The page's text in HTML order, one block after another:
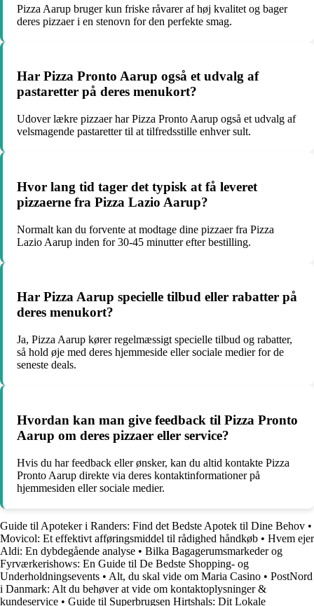
Pizza Aarup bruger kun friske råvarer af høj kvalitet og bager
deres pizzaer i en stenovn for den perfekte smag.
Har Pizza Pronto Aarup også et udvalg af
pastaretter på deres menukort?
Udover lækre pizzaer har Pizza Pronto Aarup også et udvalg af
velsmagende pastaretter til at tilfredsstille enhver sult.
Hvor lang tid tager det typisk at få leveret
pizzaerne fra Pizza Lazio Aarup?
Normalt kan du forvente at modtage dine pizzaer fra Pizza
Lazio Aarup inden for 30-45 minutter efter bestilling.
Har Pizza Aarup specielle tilbud eller rabatter på
deres menukort?
Ja, Pizza Aarup kører regelmæssigt specielle tilbud og rabatter,
så hold øje med deres hjemmeside eller sociale medier for de
seneste deals.
Hvordan kan man give feedback til Pizza Pronto
Aarup om deres pizzaer eller service?
Hvis du har feedback eller ønsker, kan du altid kontakte Pizza
Pronto Aarup direkte via deres kontaktinformationer på
hjemmesiden eller sociale medier.
Guide til Apoteker i Randers: Find det Bedste Apotek til Dine Behov •
Movicol: Et effektivt afføringsmiddel til rådighed håndkøb • Hvem ejer
Aldi: En dybdegående analyse • Bilka Bagagerumsmarkeder og
Fyrværkerishows: En Guide til De Bedste Shopping- og
Underholdningsevents • Alt, du skal vide om Maria Casino • PostNord
i Danmark: Alt du behøver at vide om kontaktoplysninger &
kundeservice • Guide til Superbrugsen Hirtshals: Dit Lokale